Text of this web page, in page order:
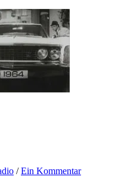
/Ein Kommentar